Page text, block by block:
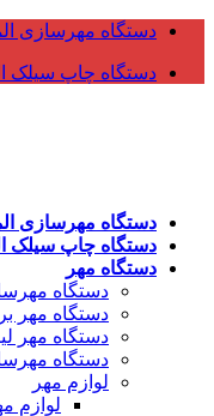
دستگاه مهرسازی
دستگاه چاپ سیلک
دستگاه مهرسازی
دستگاه چاپ سیلک
دستگاه مهر
دستگاه
دستگاه مهر
دستگاه مهر
دستگاه
لوازم مهر
لوازم